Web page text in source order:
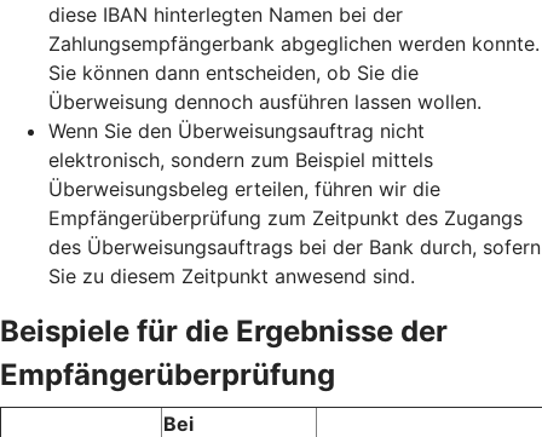
diese IBAN hinterlegten Namen bei der
Zahlungsempfängerbank abgeglichen werden konnte.
Sie können dann entscheiden, ob Sie die
Überweisung dennoch ausführen lassen wollen.
Wenn Sie den Überweisungsauftrag nicht
elektronisch, sondern zum Beispiel mittels
Überweisungsbeleg erteilen, führen wir die
Empfängerüberprüfung zum Zeitpunkt des Zugangs
des Überweisungsauftrags bei der Bank durch, sofern
Sie zu diesem Zeitpunkt anwesend sind.
Beispiele für die Ergebnisse der
Empfängerüberprüfung
Bei